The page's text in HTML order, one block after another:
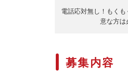
電話応対無し！もく
意な方
募集内容